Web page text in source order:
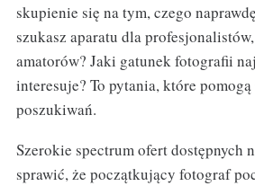
skupienie się na tym, czego
szukasz aparatu dla
amatorów? Jaki gatunek fotografii
interesuje? To pytania, które
poszukiwań.
Szerokie spectrum ofert dostępnych
sprawić, że początkujący fotograf